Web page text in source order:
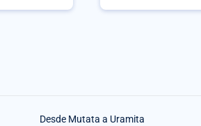
Desde Mutata a Uramita